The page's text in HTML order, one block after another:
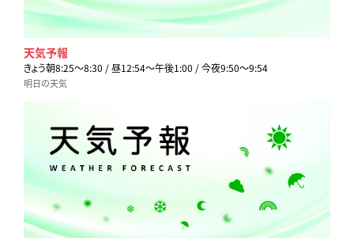
天気予報
きょう朝8:25〜8:30 / 昼12:54〜午後1:00 / 今夜9:50〜9:54
明日の天気